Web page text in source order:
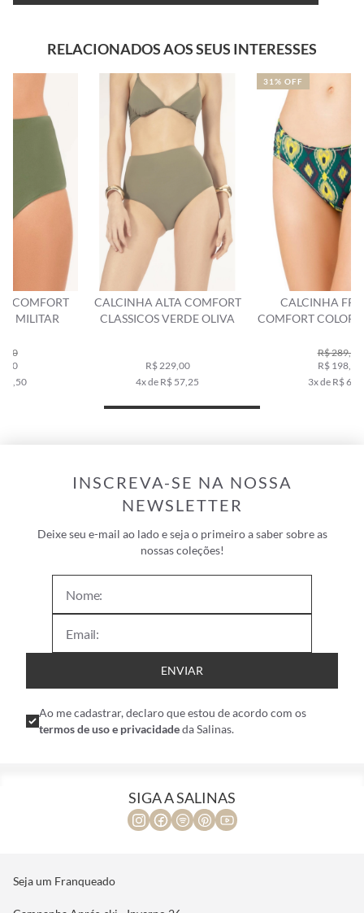
RELACIONADOS AOS SEUS INTERESSES
CALCINHA ALTA COMFORT
CLASSICOS VERDE OLIVA
CALCINHA FRANZIDA
COMFORT COLOR IKAT VERDE
31% OFF
INSCREVA-SE NA NOSSA
NEWSLETTER
Deixe seu e-mail ao lado e seja o primeiro a saber sobre as
nossas coleções!
ENVIAR
Ao me cadastrar, declaro que estou de acordo com os
termos de uso e privacidadeda Salinas.
SIGA A SALINAS
Seja um Franqueado